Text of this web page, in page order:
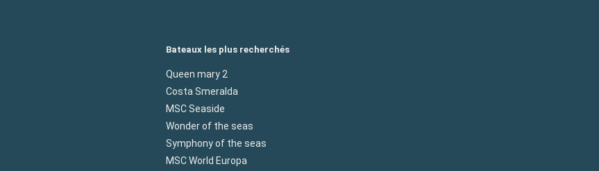
Bateaux les plus recherchés
Queen mary 2
Costa Smeralda
MSC Seaside
Wonder of the seas
Symphony of the seas
MSC World Europa